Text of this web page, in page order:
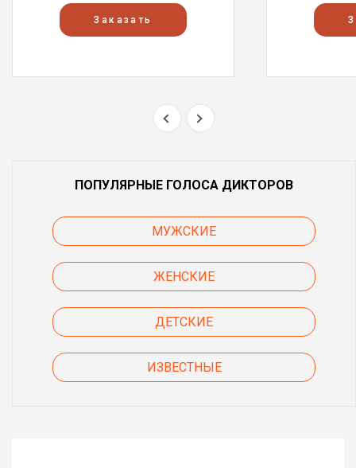
Заказать
ПОПУЛЯРНЫЕ ГОЛОСА ДИКТОРОВ
МУЖСКИЕ
ЖЕНСКИЕ
ДЕТСКИЕ
ИЗВЕСТНЫЕ